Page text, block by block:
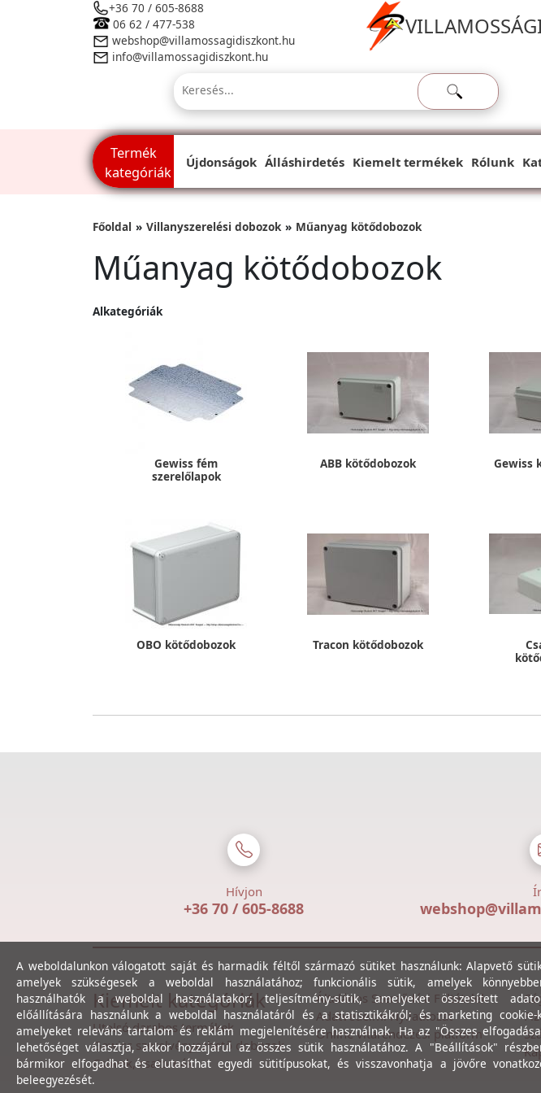
+36 70 / 605-8688
06 62 / 477-538
webshop@villamossagidiszkont.hu
info@villamossagidiszkont.hu
Termék
kategóriák
Újdonságok Álláshirdetés Kiemelt termékek Rólunk
Főoldal Villanyszerelési dobozok Műanyag kötődobozok
Műanyag kötődobozok
Alkategóriák
Gewiss fém
szerelőlapok
ABB kötődobozok Gewiss
OBO kötődobozok Tracon kötődobozok
Hívjon
+36 70 / 605-8688
Kiemelt kategóriák
Utolsó darabos termékek
Gewiss szerelvényezhető dobozok
Csövek, csatornák
Általános Szerződési Feltételek
Adatvédelmi Nyilatkozat
Online vitarendezési platform
A weboldalunkon válogatott saját és harmadik féltől származó sütiket használunk: Alapvető
amelyek szükségesek a weboldal használatához; funkcionális sütik, amelyek
használhatók a weboldal használatakor; teljesítmény-sütik, amelyeket összesített
előállítására használunk a weboldal használatáról és a statisztikákról; és marketing cookie-
amelyeket releváns tartalom és reklám megjelenítésére használnak. Ha az "Összes
lehetőséget választja, akkor hozzájárul az összes sütik használatához. A "Beállítások"
bármikor elfogadhat és elutasíthat egyedi sütitípusokat, és visszavonhatja a jövőre
beleegyezését.